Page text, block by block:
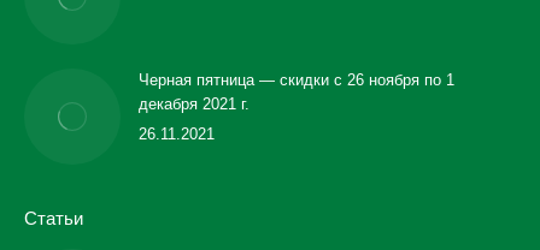
Черная пятница — скидки с 26 ноября по 1
декабря 2021 г.
26.11.2021
Статьи